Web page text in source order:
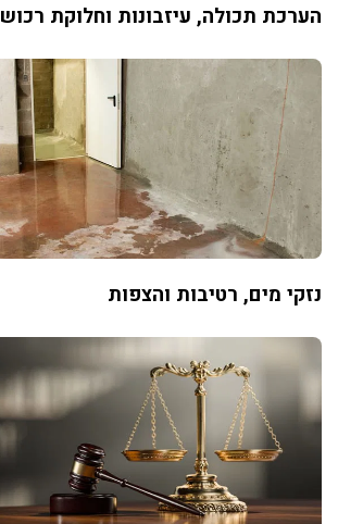
הערכת תכולה, עיזבונות וחלוקת רכוש
נזקי מים, רטיבות והצפות